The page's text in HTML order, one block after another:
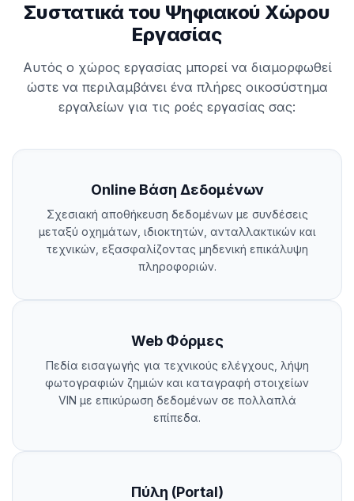
Συστατικά του Ψηφιακού Χώρου
Εργασίας
Αυτός ο χώρος εργασίας μπορεί να διαμορφωθεί
ώστε να περιλαμβάνει ένα πλήρες οικοσύστημα
εργαλείων για τις ροές εργασίας σας:
Online Βάση Δεδομένων
Σχεσιακή αποθήκευση δεδομένων με συνδέσεις
μεταξύ οχημάτων, ιδιοκτητών, ανταλλακτικών και
τεχνικών, εξασφαλίζοντας μηδενική επικάλυψη
πληροφοριών.
Web Φόρμες
Πεδία εισαγωγής για τεχνικούς ελέγχους, λήψη
φωτογραφιών ζημιών και καταγραφή στοιχείων
VIN με επικύρωση δεδομένων σε πολλαπλά
επίπεδα.
Πύλη (Portal)